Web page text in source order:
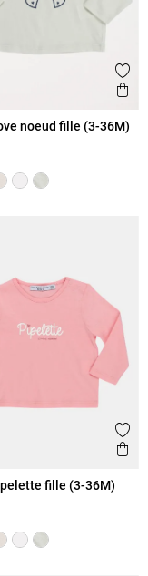
noeud fille (3-36M)
fille (3-36M)